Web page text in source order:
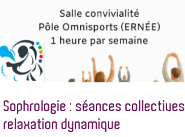
Sophrologie : séances collectives
relaxation dynamique